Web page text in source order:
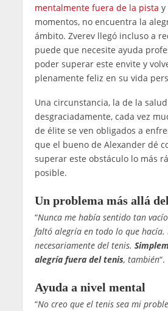
mentalmente fuera de la pista y
momentos, no encuentra la
ámbito. Zverev llegó incluso a
puede que necesite ayuda
poder superar este envite y
plenamente feliz en su vida
Una circunstancia, la de la
desgraciadamente, cada vez
de élite se ven obligados a
que el bueno de Alexander dé
superar este obstáculo lo más
posible.
Un problema más allá
“Nunca me había sentido tan
faltó alegría en todo lo que hacía.
necesariamente del tenis.
alegría fuera del tenis, también“.
Ayuda a nivel mental
“No creo que el tenis sea mi